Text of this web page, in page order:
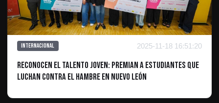
Internacional 2025-11-18 16:51:20
Reconocen el Talento Joven: Premian a Estudiantes que
Luchan contra el Hambre en Nuevo León